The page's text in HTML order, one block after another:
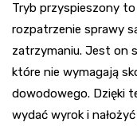
Tryb przyspieszony
rozpatrzenie sprawy
zatrzymaniu. Jest on
które nie wymagają
dowodowego. Dzięki
wydać wyrok i